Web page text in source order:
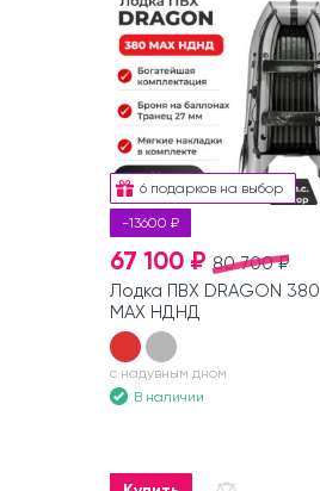
6 подарков на выбор
-13600 ₽
80 700 ₽
67 100 ₽
Лодка ПВХ DRAGON 380
MAX НДНД
с надувным дном
В наличии